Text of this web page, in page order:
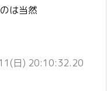
は当然
日) 20:10:32.20